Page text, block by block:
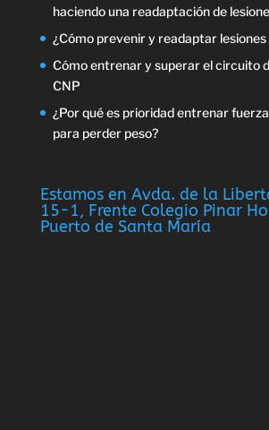
haciendo una readaptación de
¿Cómo prevenir y readaptar lesiones
Cómo entrenar y superar el circuito
CNP
¿Por qué es prioridad entrenar
para perder peso?
Estamos en Avda. de la
15-1, Frente Colegio Pinar
Puerto de Santa María